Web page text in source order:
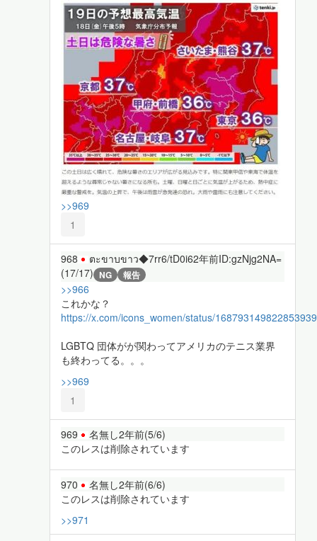
>>969
1
968 ตะขาบขาว◆7rr6/tD0i62年前ID:gzNjg2NA=
(17/17) NG 報告
>>966
これかな？
https://x.com/icons_women/status/
LGBTQ 団体がが関わってアメリカのテニス業界
も終わってる。。。
>>969
1
969 名無し2年前(5/6)
このレスは削除されています
970 名無し2年前(6/6)
このレスは削除されています
>>971